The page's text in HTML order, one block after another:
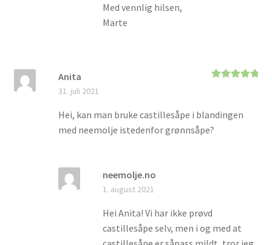
Med vennlig hilsen,
Marte
Anita
31. juli 2021
Hei, kan man bruke castillesåpe i blandingen
med neemolje istedenfor grønnsåpe?
neemolje.no
1. august 2021
Hei Anita! Vi har ikke prøvd
castillesåpe selv, men i og med at